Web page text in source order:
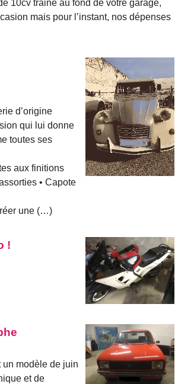
10cv traine au fond de votre garage,
mais pour l’instant, nos dépenses
d’origine
qui lui donne
toutes ses
aux finitions
• Capote
une (…)
!
un modèle de juin
et de